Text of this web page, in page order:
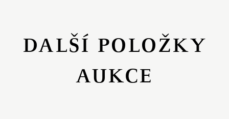
DALŠÍ POLOŽKY
AUKCE